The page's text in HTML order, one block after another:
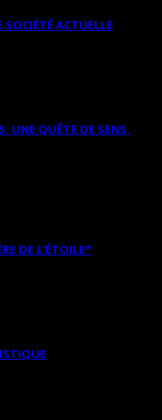
SOCIÉTÉ ACTUELLE
UNE QUÊTE DE SENS,
DE L’ÉTOILE*